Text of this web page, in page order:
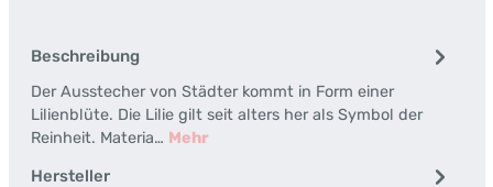
Beschreibung
Der Ausstecher von Städter kommt in Form einer
Lilienblüte. Die Lilie gilt seit alters her als Symbol der
Reinheit. Materia… Mehr
Hersteller